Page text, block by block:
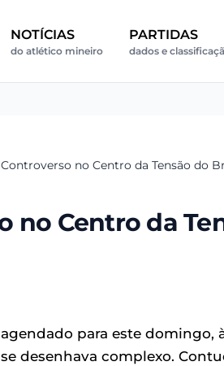
NOTÍCIAS
do atlético mineiro
PARTIDAS
dados e
no Centro da Tensão do
no Centro da
para este domingo,
desenhava complexo.